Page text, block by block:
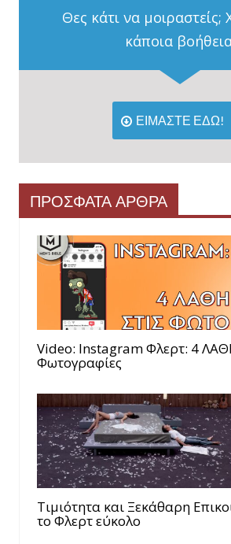
Θες κάτι να μοιραστείς;
κάποια
ΕΙΜΑΣΤΕ ΕΔΩ!
ΠΡΟΣΦΑΤΑ ΑΡΘΡΑ
Video: Instagram Φλερτ: 4
Φωτογραφίες
Τιμιότητα και Ξεκάθαρη
το Φλερτ εύκολο